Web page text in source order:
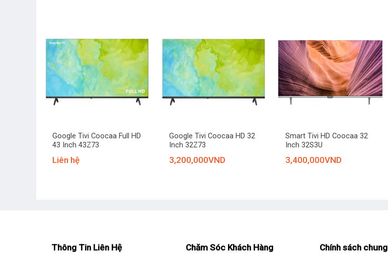
Google Tivi Coocaa Full HD
43 Inch 43Z73
Liên hệ
Google Tivi Coocaa HD 32
Inch 32Z73
3,200,000VND
Smart Tivi HD Coocaa 32
Inch 32S3U
3,400,000VND
Thông Tin Liên Hệ Chăm Sóc Khách Hàng Chính sách chung